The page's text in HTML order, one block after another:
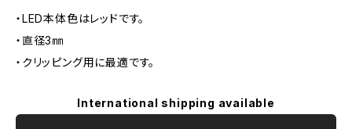
・LED本体色はレッドです。
・直径3㎜
・クリッピング用に最適です。
International shipping available